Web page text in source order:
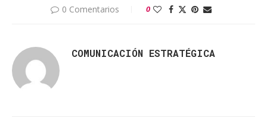
0 Comentarios 0
COMUNICACIÓN ESTRATÉGICA